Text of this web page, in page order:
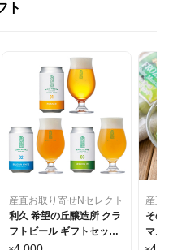
ト
産直お取り寄せNセレクト
利久 希望の丘醸造所 クラ
フトビール ギフトセット
〔ピルスナー ほか全3種
産直お
そのま
マスカ
冷凍フ